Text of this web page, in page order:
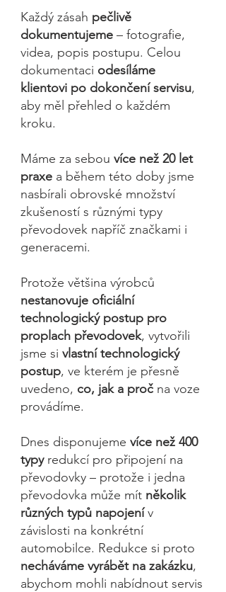
Každý zásah pečlivě
dokumentujeme – fotografie,
videa, popis postupu. Celou
dokumentaci odesíláme
klientovi po dokončení servisu,
aby měl přehled o každém
kroku.
Máme za sebou více než 20 let
praxe a během této doby jsme
nasbírali obrovské množství
zkušeností s různými typy
převodovek napříč značkami i
generacemi.
Protože většina výrobců
nestanovuje oficiální
technologický postup pro
proplach převodovek, vytvořili
jsme si vlastní technologický
postup, ve kterém je přesně
uvedeno, co, jak a proč na voze
provádíme.
Dnes disponujeme více než 400
typyredukcí pro připojení na
převodovky – protože i jedna
převodovka může mít několik
různých typů napojenív
závislosti na konkrétní
automobilce. Redukce si proto
necháváme vyrábět na zakázku,
abychom mohli nabídnout servis